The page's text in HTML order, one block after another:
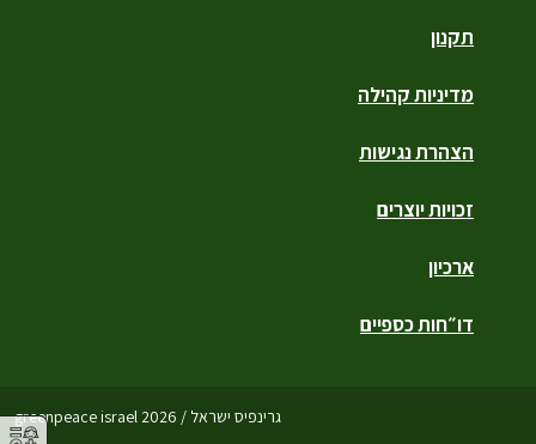
תקנון
מדיניות קהילה
הצהרת נגישות
זכויות יוצרים
ארכיון
דו״חות כספיים
גרינפיס ישראל / greenpeace israel 2026